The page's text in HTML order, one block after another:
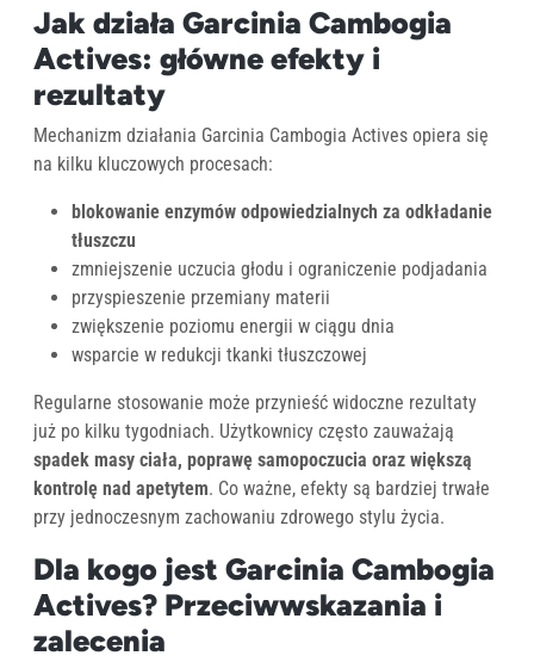
Jak działa Garcinia Cambogia
Actives: główne efekty i
rezultaty
Mechanizm działania Garcinia Cambogia Actives opiera się
na kilku kluczowych procesach:
blokowanie enzymów odpowiedzialnych za odkładanie
tłuszczu
zmniejszenie uczucia głodu i ograniczenie podjadania
przyspieszenie przemiany materii
zwiększenie poziomu energii w ciągu dnia
wsparcie w redukcji tkanki tłuszczowej
Regularne stosowanie może przynieść widoczne rezultaty
już po kilku tygodniach. Użytkownicy często zauważają
spadek masy ciała, poprawę samopoczucia oraz większą
kontrolę nad apetytem. Co ważne, efekty są bardziej trwałe
przy jednoczesnym zachowaniu zdrowego stylu życia.
Dla kogo jest Garcinia Cambogia
Actives? Przeciwwskazania i
zalecenia